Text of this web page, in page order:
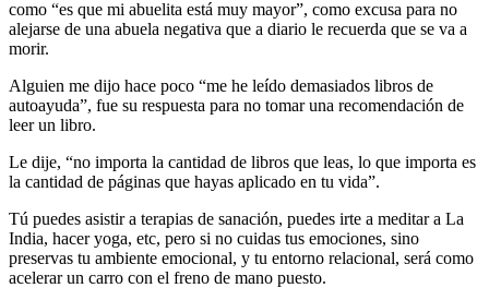
como “es que mi abuelita está muy mayor”, como excusa para no
alejarse de una abuela negativa que a diario le recuerda que se va a
morir.
Alguien me dijo hace poco “me he leído demasiados libros de
autoayuda”, fue su respuesta para no tomar una recomendación de
leer un libro.
Le dije, “no importa la cantidad de libros que leas, lo que importa es
la cantidad de páginas que hayas aplicado en tu vida”.
Tú puedes asistir a terapias de sanación, puedes irte a meditar a La
India, hacer yoga, etc, pero si no cuidas tus emociones, sino
preservas tu ambiente emocional, y tu entorno relacional, será como
acelerar un carro con el freno de mano puesto.